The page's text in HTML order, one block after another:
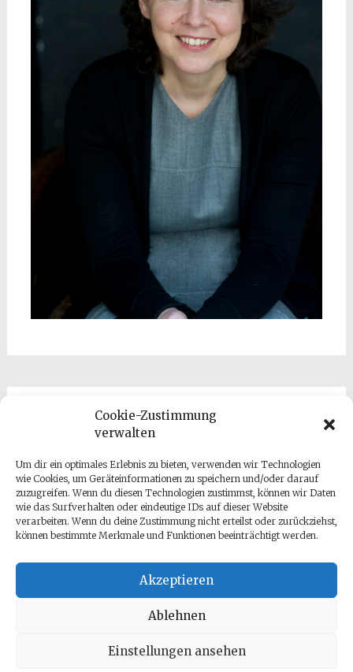
Cookie-Zustimmung
verwalten
Um dir ein optimales Erlebnis zu bieten, verwenden wir Technologien
wie Cookies, um Geräteinformationen zu speichern und/oder darauf
zuzugreifen. Wenn du diesen Technologien zustimmst, können wir Daten
wie das Surfverhalten oder eindeutige IDs auf dieser Website
verarbeiten. Wenn du deine Zustimmung nicht erteilst oder zurückziehst,
können bestimmte Merkmale und Funktionen beeinträchtigt werden.
Akzeptieren
Ablehnen
Einstellungen ansehen
Kontakt
Datenschutz
Impressum
Antje Gumz